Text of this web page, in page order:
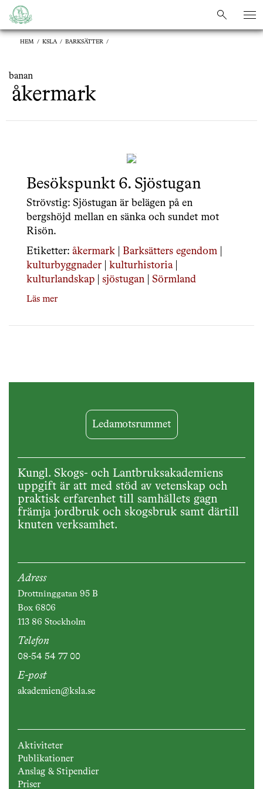
sök
sök
HEM / KSLA / BARKSÄTTER /
banan
åkermark
Besökspunkt 6. Sjöstugan
Strövstig: Sjöstugan är belägen på en
bergshöjd mellan en sänka och sundet mot
Risön.
Etiketter: åkermark Barksätters egendom
kulturbyggnader
kulturhistoria|
kulturlandskap
sjöstugan Sörmland
Läs mer
Ledamotsrummet
Kungl. Skogs- och Lantbruksakademiens
uppgift är att med stöd av vetenskap och
praktisk erfarenhet till samhällets gagn
främja jordbruk och skogsbruk samt därtill
knuten verksamhet.
Adress
Drottninggatan 95 B
Box 6806
113 86 Stockholm
Telefon
08-54 54 77 00
E-post
akademien@ksla.se
Aktiviteter
Publikationer
Anslag & Stipendier
Priser